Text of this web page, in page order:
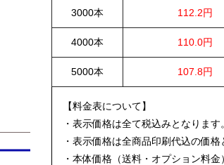
3000本 112.2円
4000本 110.0円
5000本 107.8円
【料金表について】
・表示価格は全て税込みとなります。
・表示価格は全商品印刷代込の価格
・本体価格（送料・オプション料